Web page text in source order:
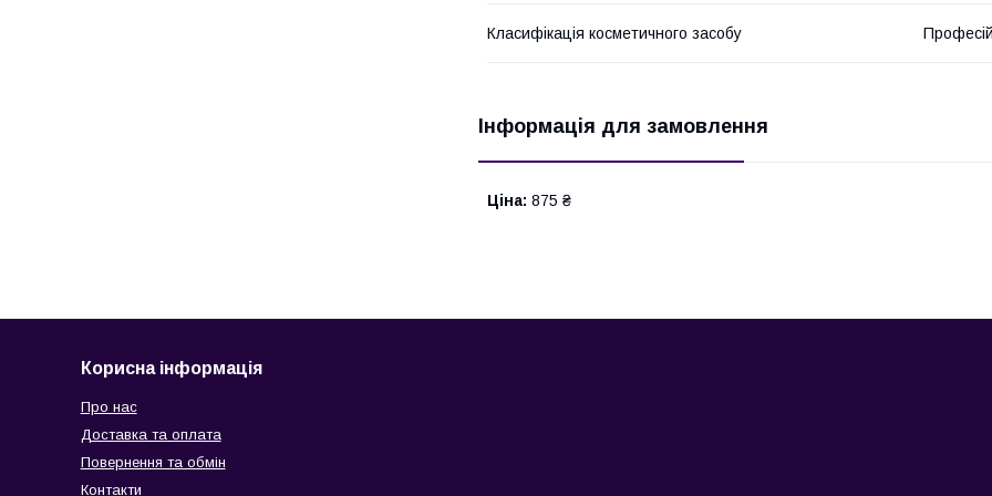
Класифікація косметичного засобу
Інформація для замовлення
Ціна: 875 ₴
Корисна інформація
Про нас
Доставка та оплата
Повернення та обмін
Контакти